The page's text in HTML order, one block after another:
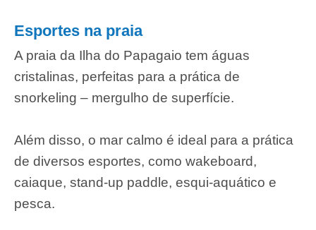
Esportes na praia
A praia da Ilha do Papagaio tem águas
cristalinas, perfeitas para a prática de
snorkeling – mergulho de superfície.
Além disso, o mar calmo é ideal para a prática
de diversos esportes, como wakeboard,
caiaque, stand-up paddle, esqui-aquático e
pesca.